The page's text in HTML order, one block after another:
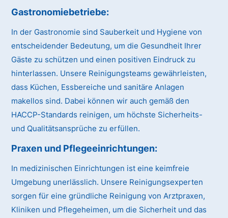
Gastronomiebetriebe:
In der Gastronomie sind Sauberkeit und Hygiene von
entscheidender Bedeutung, um die Gesundheit Ihrer
Gäste zu schützen und einen positiven Eindruck zu
hinterlassen. Unsere Reinigungsteams gewährleisten,
dass Küchen, Essbereiche und sanitäre Anlagen
makellos sind. Dabei können wir auch gemäß den
HACCP-Standards reinigen, um höchste Sicherheits-
und Qualitätsansprüche zu erfüllen.
Praxen und Pflegeeinrichtungen:
In medizinischen Einrichtungen ist eine keimfreie
Umgebung unerlässlich. Unsere Reinigungsexperten
sorgen für eine gründliche Reinigung von Arztpraxen,
Kliniken und Pflegeheimen, um die Sicherheit und das